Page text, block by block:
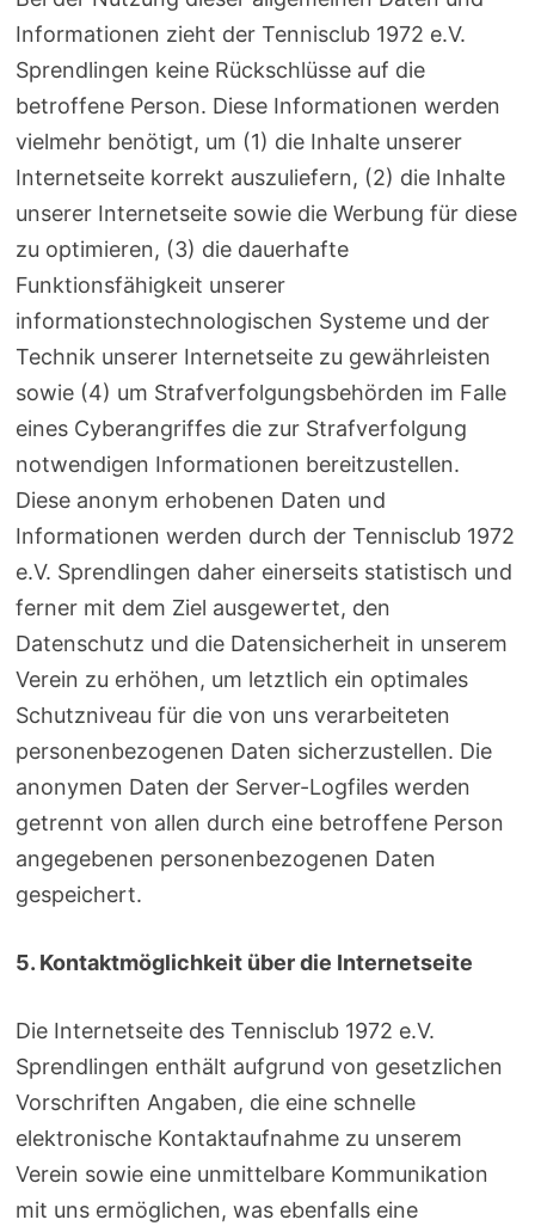
Informationen zieht der Tennisclub 1972 e.V.
Sprendlingen keine Rückschlüsse auf die
betroffene Person. Diese Informationen werden
vielmehr benötigt, um (1) die Inhalte unserer
Internetseite korrekt auszuliefern, (2) die Inhalte
unserer Internetseite sowie die Werbung für diese
zu optimieren, (3) die dauerhafte
Funktionsfähigkeit unserer
informationstechnologischen Systeme und der
Technik unserer Internetseite zu gewährleisten
sowie (4) um Strafverfolgungsbehörden im Falle
eines Cyberangriffes die zur Strafverfolgung
notwendigen Informationen bereitzustellen.
Diese anonym erhobenen Daten und
Informationen werden durch der Tennisclub 1972
e.V. Sprendlingen daher einerseits statistisch und
ferner mit dem Ziel ausgewertet, den
Datenschutz und die Datensicherheit in unserem
Verein zu erhöhen, um letztlich ein optimales
Schutzniveau für die von uns verarbeiteten
personenbezogenen Daten sicherzustellen. Die
anonymen Daten der Server-Logfiles werden
getrennt von allen durch eine betroffene Person
angegebenen personenbezogenen Daten
gespeichert.
5. Kontaktmöglichkeit über die Internetseite
Die Internetseite des Tennisclub 1972 e.V.
Sprendlingen enthält aufgrund von gesetzlichen
Vorschriften Angaben, die eine schnelle
elektronische Kontaktaufnahme zu unserem
Verein sowie eine unmittelbare Kommunikation
mit uns ermöglichen, was ebenfalls eine